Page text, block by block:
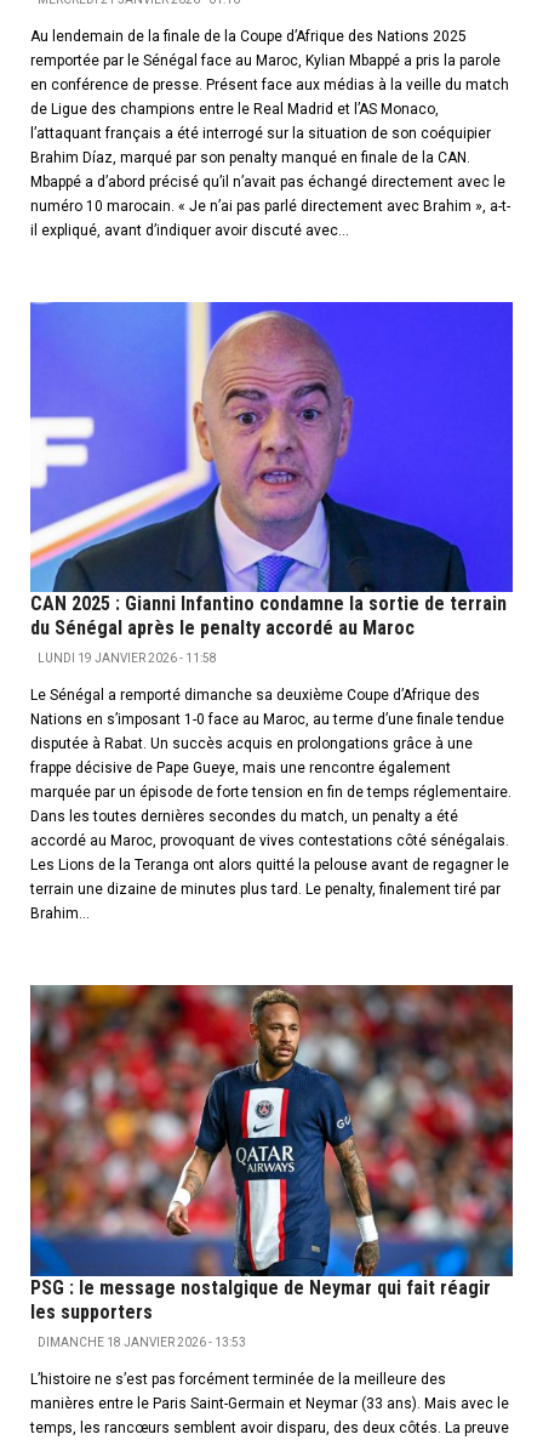
Au lendemain de la finale de la Coupe d’Afrique des Nations 2025
remportée par le Sénégal face au Maroc, Kylian Mbappé a pris la parole
en conférence de presse. Présent face aux médias à la veille du match
de Ligue des champions entre le Real Madrid et l’AS Monaco,
l’attaquant français a été interrogé sur la situation de son coéquipier
Brahim Díaz, marqué par son penalty manqué en finale de la CAN.
Mbappé a d’abord précisé qu’il n’avait pas échangé directement avec le
numéro 10 marocain. « Je n’ai pas parlé directement avec Brahim », a-t-
il expliqué, avant d’indiquer avoir discuté avec...
CAN 2025 : Gianni Infantino condamne la sortie de terrain
du Sénégal après le penalty accordé au Maroc
LUNDI 19 JANVIER 2026 - 11:58
Le Sénégal a remporté dimanche sa deuxième Coupe d’Afrique des
Nations en s’imposant 1-0 face au Maroc, au terme d’une finale tendue
disputée à Rabat. Un succès acquis en prolongations grâce à une
frappe décisive de Pape Gueye, mais une rencontre également
marquée par un épisode de forte tension en fin de temps réglementaire.
Dans les toutes dernières secondes du match, un penalty a été
accordé au Maroc, provoquant de vives contestations côté sénégalais.
Les Lions de la Teranga ont alors quitté la pelouse avant de regagner le
terrain une dizaine de minutes plus tard. Le penalty, finalement tiré par
Brahim...
PSG : le message nostalgique de Neymar qui fait réagir
les supporters
DIMANCHE 18 JANVIER 2026 - 13:53
L’histoire ne s’est pas forcément terminée de la meilleure des
manières entre le Paris Saint-Germain et Neymar (33 ans). Mais avec le
temps, les rancœurs semblent avoir disparu, des deux côtés. La preuve